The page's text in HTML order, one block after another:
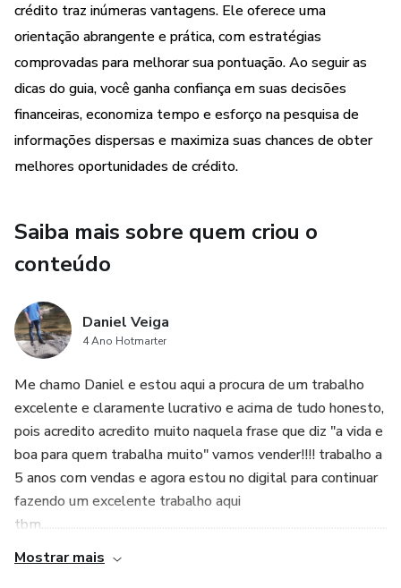
crédito traz inúmeras vantagens. Ele oferece uma
orientação abrangente e prática, com estratégias
comprovadas para melhorar sua pontuação. Ao seguir as
dicas do guia, você ganha confiança em suas decisões
financeiras, economiza tempo e esforço na pesquisa de
informações dispersas e maximiza suas chances de obter
melhores oportunidades de crédito.
Saiba mais sobre quem criou o
conteúdo
Daniel Veiga
4 Ano Hotmarter
Me chamo Daniel e estou aqui a procura de um trabalho
excelente e claramente lucrativo e acima de tudo honesto,
pois acredito acredito muito naquela frase que diz "a vida e
boa para quem trabalha muito" vamos vender!!!! trabalho a
5 anos com vendas e agora estou no digital para continuar
fazendo um excelente trabalho aqui
Mostrar mais